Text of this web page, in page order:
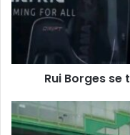
Rui Borges